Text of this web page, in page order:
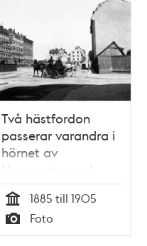
Två hästfordon
passerar varandra i
hörnet av
Hornsgatan och
Ringvägen. T.v.
Ringvägen 4-2. I
bakgrunden går
Yttersta Tvärgränd
Tid
1885 till 1905
Typ
Foto